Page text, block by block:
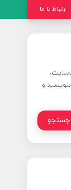
ارتباط با ما
و
جستجو